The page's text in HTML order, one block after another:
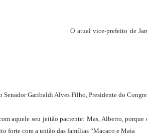
O atual vice-prefeito de
Senador Garibaldi Alves Filho, Presidente do
aquele seu jeitão paciente: Mas, Alberto, porque
forte com a união das famílias “Macaco e Maia